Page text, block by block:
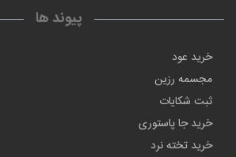
پیوند ها
خرید عود
مجسمه رزین
ثبت شکایات
خرید جا پاستوری
خرید تخته نرد